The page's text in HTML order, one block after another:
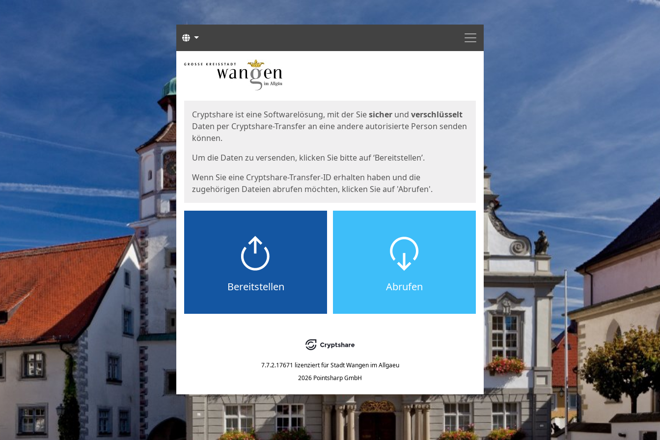
Menü
Sprachen
Start
Cryptshare ist eine Softwarelösung, mit der Siesicher und verschlüsselt
Daten per Cryptshare-Transfer an eine andere autorisierte Person senden
können.
Um die Daten zu versenden, klicken Sie bitte auf ‘Bereitstellen’.
Wenn Sie eine Cryptshare-Transfer-ID erhalten haben und die
zugehörigen Dateien abrufen möchten, klicken Sie auf 'Abrufen'.
Bereitstellen Abrufen
7.7.2.17671 lizenziert für Stadt Wangen im Allgaeu
2026 Pointsharp GmbH